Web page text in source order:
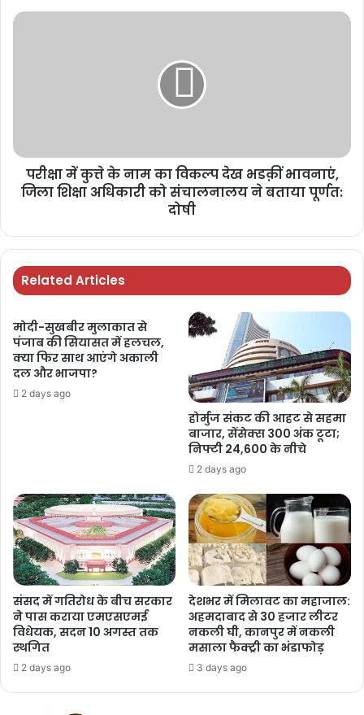
परीक्षा में कुत्ते के नाम का विकल्प देख भडक़ीं भावनाएं,
जिला शिक्षा अधिकारी को संचालनालय ने बताया पूर्णत:
दोषी
Related Articles
मोदी-सुखबीर मुलाकात से
पंजाब की सियासत में हलचल,
क्या फिर साथ आएंगे अकाली
दल और भाजपा?
2 days ago
होर्मुज संकट की आहट से सहमा
बाजार, सेंसेक्स 300 अंक टूटा;
निफ्टी 24,600 के नीचे
2 days ago
संसद में गतिरोध के बीच सरकार
ने पास कराया एमएसएमई
विधेयक, सदन 10 अगस्त तक
स्थगित
2 days ago
देशभर में मिलावट का महाजाल:
अहमदाबाद से 30 हजार लीटर
नकली घी, कानपुर में नकली
मसाला फैक्ट्री का भंडाफोड़
3 days ago